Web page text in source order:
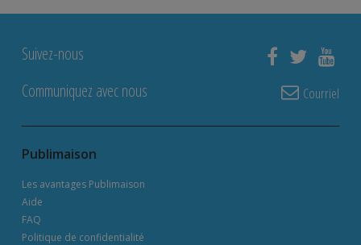
Suivez-nous
Communiquez avec nous
Courriel
Publimaison
Les avantages Publimaison
Aide
FAQ
Politique de confidentialité